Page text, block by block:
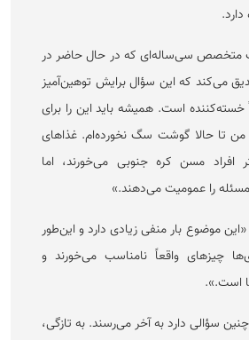
متخصص سی‌ساله‌ای که در حال حاضر در
می‌کند که این سؤال برایش توهین‌آمیز
است. همیشه باید این را برای
تا حالا گوشت سگ نخورده‌ام. غذا‌های
مسن کره جنوبی می‌خورند، اما
را عمومیت می‌دهند.»
موضوع بار منفی زیادی دارد و این‌طور
چیز‌های واقعاً نامناسب می‌خورند و
است.».
سؤالی دارد به آخر می‌رسند. به تازگی،